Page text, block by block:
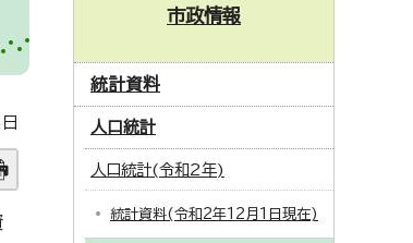
市政情報
統計資料
人口統計
人口統計(令和2年)
統計資料(令和2年12月1日現在)